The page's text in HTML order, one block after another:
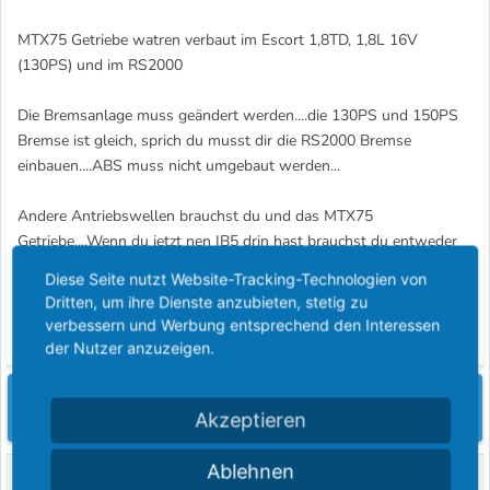
MTX75 Getriebe watren verbaut im Escort 1,8TD, 1,8L 16V
(130PS) und im RS2000
Die Bremsanlage muss geändert werden....die 130PS und 150PS
Bremse ist gleich, sprich du musst dir die RS2000 Bremse
einbauen....ABS muss nicht umgebaut werden...
Andere Antriebswellen brauchst du und das MTX75
Getriebe....Wenn du jetzt nen IB5 drin hast brauchst du entweder
Schaltgestänge.....
MfG Markus
Du musst dich einloggen oder registrieren, um hier zu
antworten.
Diese Seite nutzt Website-Tracking-Technologien von
Dritten, um ihre Dienste anzubieten, stetig zu
verbessern und Werbung entsprechend den Interessen
der Nutzer anzuzeigen.
Akzeptieren
Ablehnen